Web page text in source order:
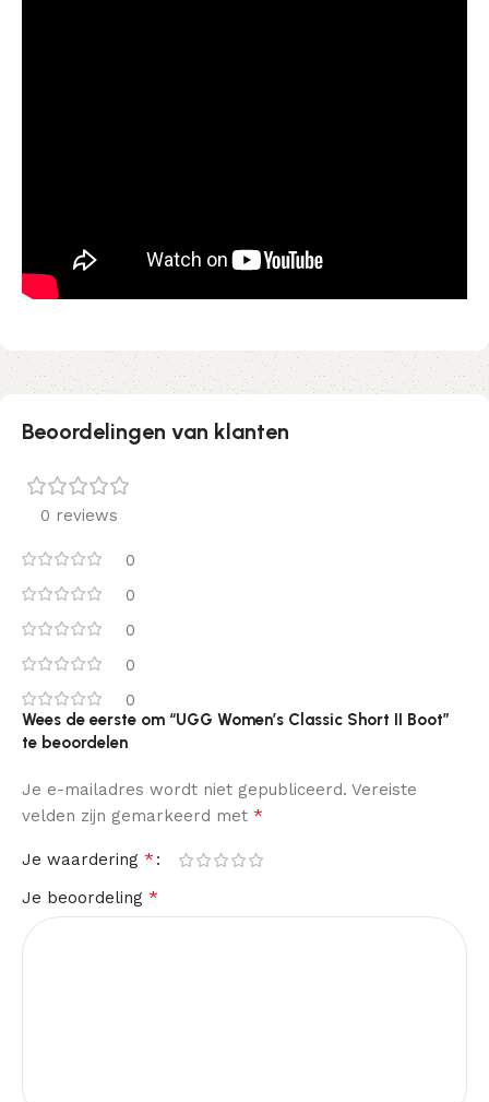
Beoordelingen van klanten
0 reviews
0
0
0
0
0
Wees de eerste om “UGG Women’s Classic Short II Boot”
te beoordelen
Je e-mailadres wordt niet gepubliceerd. Vereiste
velden zijn gemarkeerd met *
Je waardering *
Je beoordeling *